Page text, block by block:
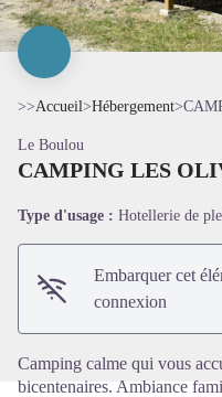
>>Accueil>Hébergement>
Le Boulou
CAMPING LES
Type d'usage : Hotellerie de
Embarquer cet
connexion
Camping calme qui vous
bicentenaires. Ambiance